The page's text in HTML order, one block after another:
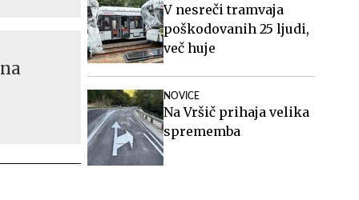
V nesreči tramvaja
poškodovanih 25 ljudi,
več huje
NOVICE
Na Vršič prihaja velika
sprememba